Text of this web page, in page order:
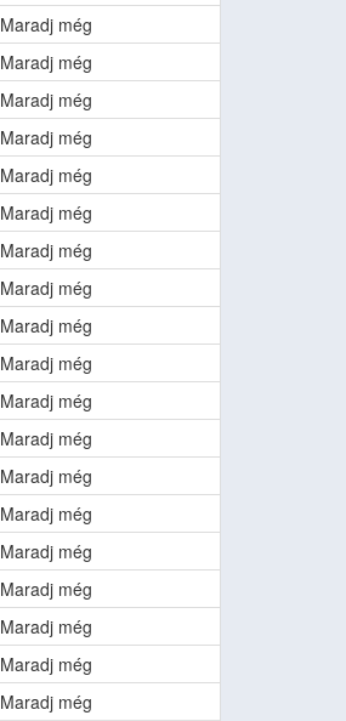
Maradj még
Maradj még
Maradj még
Maradj még
Maradj még
Maradj még
Maradj még
Maradj még
Maradj még
Maradj még
Maradj még
Maradj még
Maradj még
Maradj még
Maradj még
Maradj még
Maradj még
Maradj még
Maradj még